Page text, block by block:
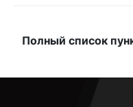
Полный список